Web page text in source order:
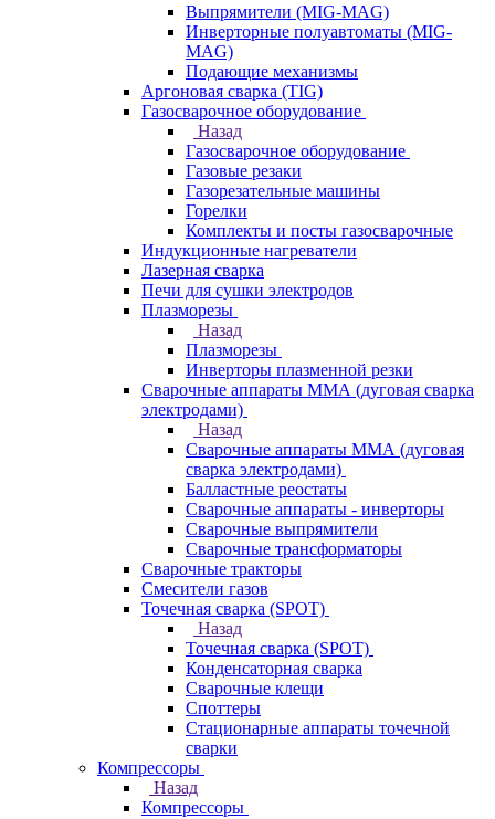
Выпрямители (MIG-MAG)
Инверторные полуавтоматы (MIG-
MAG)
Подающие механизмы
Аргоновая сварка (TIG)
Газосварочное оборудование
Назад
Газосварочное оборудование
Газовые резаки
Газорезательные машины
Горелки
Комплекты и посты газосварочные
Индукционные нагреватели
Лазерная сварка
Печи для сушки электродов
Плазморезы
Назад
Плазморезы
Инверторы плазменной резки
Сварочные аппараты ММА (дуговая сварка
электродами)
Назад
Сварочные аппараты ММА (дуговая
сварка электродами)
Балластные реостаты
Сварочные аппараты - инверторы
Сварочные выпрямители
Сварочные трансформаторы
Сварочные тракторы
Смесители газов
Точечная сварка (SPOT)
Назад
Точечная сварка (SPOT)
Конденсаторная сварка
Сварочные клещи
Споттеры
Стационарные аппараты точечной
сварки
Компрессоры
Назад
Компрессоры